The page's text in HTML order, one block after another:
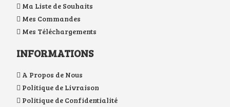
Ma Liste de Souhaits
Mes Commandes
Mes Téléchargements
INFORMATIONS
A Propos de Nous
Politique de Livraison
Politique de Confidentialité